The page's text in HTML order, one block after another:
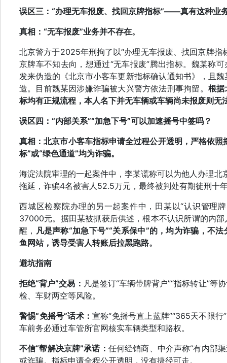
误区三：“办理无车报废、找回京牌指标”——真有这种业
真相： “无车报废”业务并不存在。
北京警方于2025年刑拘了以“办理无车报废、找回京牌指
京牌车不知去向，想通过“无车报废”腾出指标。魏某称
发来伪造的《北京市小客车更新指标确认通知书》，且
造。目前魏某因涉嫌诈骗被大兴警方依法刑事拘留。 根据
标均有正规流程，本人名下并无车辆或车辆尚未报废则无
误区四：“内部关系”“加急下号”可以加速摇号中签吗？
真相：北京市小客车指标申请全过程公开透明，严格依
标”或“绿色通道”均为诈骗。
海淀法院审理的一起案件中，李某谎称可以为他人办理北
拖延，诈骗4名被害人52.5万元，最终被判处有期徒刑十
西城区检察院办理的另一起案件中，田某以“认识管理
37000元。据田某被抓获后供述，根本不认识所谓的内
醒， 凡是声称“加急下号”“关系保中”的，均为诈骗，不
鱼网站，诱导受害人转账后拉黑跑路。
避坑指南
拒绝“背户”交易： 凡是签订“车辆带牌背户”“指标转让”等
检、车财两空等风险。
警惕“免摇号”话术： 宣称“免摇号直上蓝牌”“365天不限
车前务必通过车管所官网核实车辆类型和路权。
不信“帮解决京牌”承诺： 任何经销商、中介声称“有内部
或诈骗。指标申请全程公开透明，没有捷径可走。